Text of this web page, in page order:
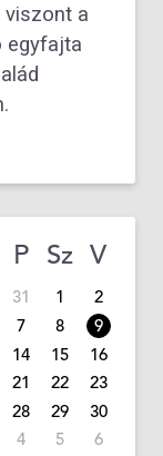
viszont a
egyfajta
P Sz V
31 1
2
7 8
9
14 15
16
21 22
23
28 29
30
4 5 6